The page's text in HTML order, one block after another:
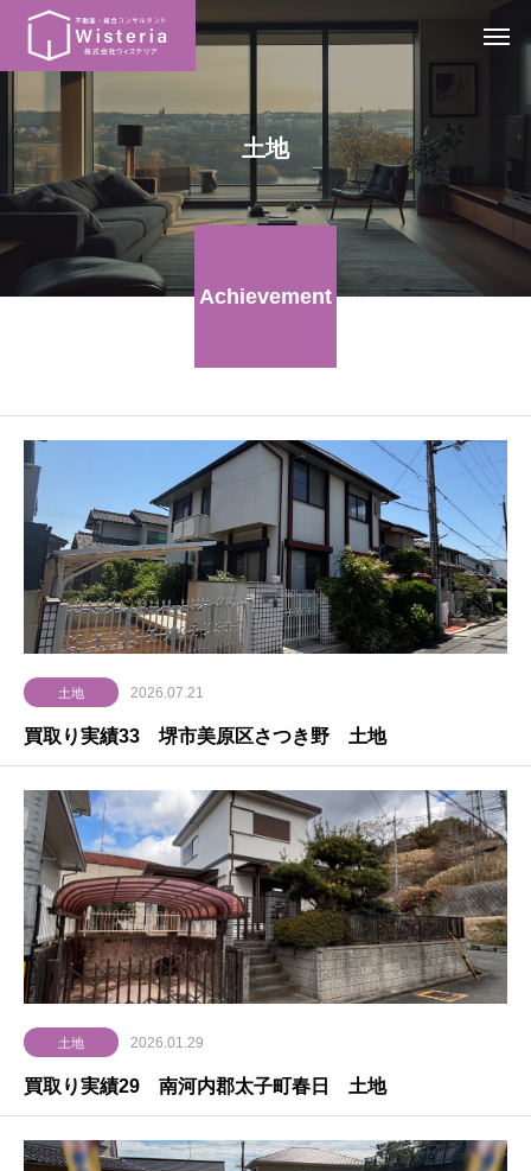
土地
Achievement
土地 2026.07.21
買取り実績33 堺市美原区さつき野 土地
土地 2026.01.29
買取り実績29 南河内郡太子町春日 土地